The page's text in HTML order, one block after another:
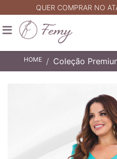
QUER COMPRAR NO
HOME Coleção